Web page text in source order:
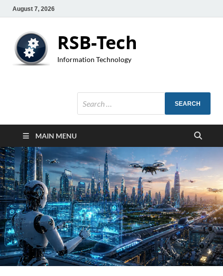
August 7, 2026
RSB-Tech
Information Technology
MAIN MENU